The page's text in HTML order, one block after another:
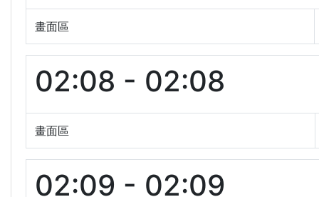
畫面區
02:08 - 02:08
畫面區
02:09 - 02:09